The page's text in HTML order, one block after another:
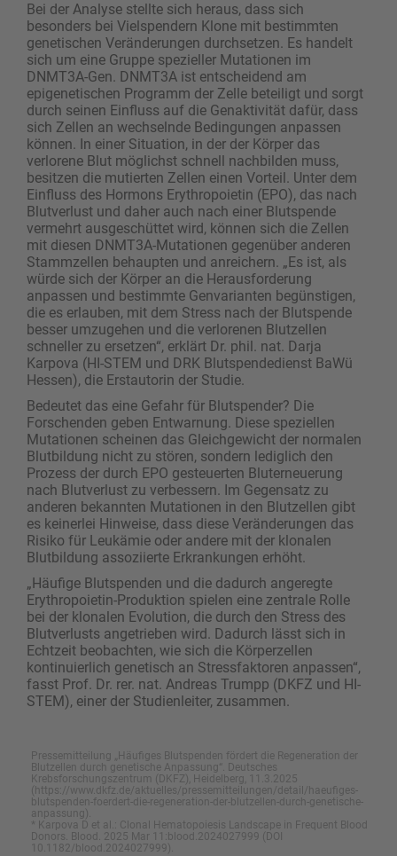
Bei der Analyse stellte sich heraus, dass sich
besonders bei Vielspendern Klone mit bestimmten
genetischen Veränderungen durchsetzen. Es handelt
sich um eine Gruppe spezieller Mutationen im
DNMT3A-Gen. DNMT3A ist entscheidend am
epigenetischen Programm der Zelle beteiligt und sorgt
durch seinen Einfluss auf die Genaktivität dafür, dass
sich Zellen an wechselnde Bedingungen anpassen
können. In einer Situation, in der der Körper das
verlorene Blut möglichst schnell nachbilden muss,
besitzen die mutierten Zellen einen Vorteil. Unter dem
Einfluss des Hormons Erythropoietin (EPO), das nach
Blutverlust und daher auch nach einer Blutspende
vermehrt ausgeschüttet wird, können sich die Zellen
mit diesen DNMT3A-Mutationen gegenüber anderen
Stammzellen behaupten und anreichern. „Es ist, als
würde sich der Körper an die Herausforderung
anpassen und bestimmte Genvarianten begünstigen,
die es erlauben, mit dem Stress nach der Blutspende
besser umzugehen und die verlorenen Blutzellen
schneller zu ersetzen“, erklärt Dr. phil. nat. Darja
Karpova (HI-STEM und DRK Blutspendedienst BaWü
Hessen), die Erstautorin der Studie.
Bedeutet das eine Gefahr für Blutspender? Die
Forschenden geben Entwarnung. Diese speziellen
Mutationen scheinen das Gleichgewicht der normalen
Blutbildung nicht zu stören, sondern lediglich den
Prozess der durch EPO gesteuerten Bluterneuerung
nach Blutverlust zu verbessern. Im Gegensatz zu
anderen bekannten Mutationen in den Blutzellen gibt
es keinerlei Hinweise, dass diese Veränderungen das
Risiko für Leukämie oder andere mit der klonalen
Blutbildung assoziierte Erkrankungen erhöht.
„Häufige Blutspenden und die dadurch angeregte
Erythropoietin-Produktion spielen eine zentrale Rolle
bei der klonalen Evolution, die durch den Stress des
Blutverlusts angetrieben wird. Dadurch lässt sich in
Echtzeit beobachten, wie sich die Körperzellen
kontinuierlich genetisch an Stressfaktoren anpassen“,
fasst Prof. Dr. rer. nat. Andreas Trumpp (DKFZ und HI-
STEM), einer der Studienleiter, zusammen.
Pressemitteilung „Häufiges Blutspenden fördert die Regeneration der
Blutzellen durch genetische Anpassung“. Deutsches
Krebsforschungszentrum (DKFZ), Heidelberg, 11.3.2025
(https://www.dkfz.de/aktuelles/pressemitteilungen/detail/haeufiges-
blutspenden-foerdert-die-regeneration-der-blutzellen-durch-genetische-
anpassung).
* Karpova D et al.: Clonal Hematopoiesis Landscape in Frequent Blood
Donors. Blood. 2025 Mar 11:blood.2024027999 (DOI
10.1182/blood.2024027999).